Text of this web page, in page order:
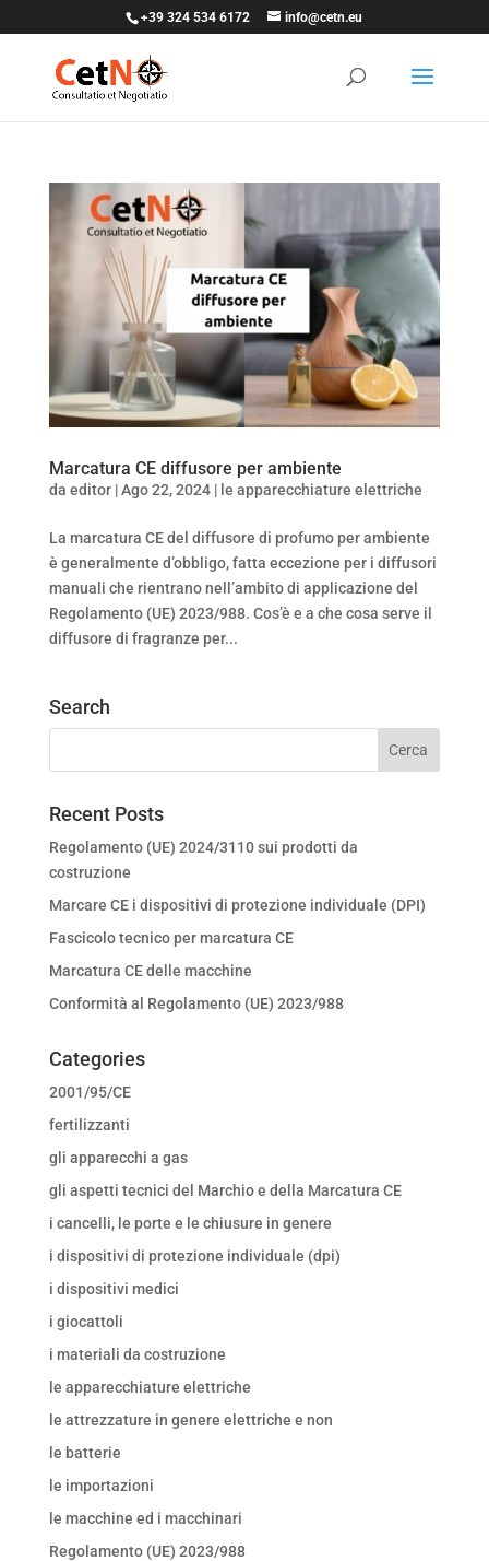
+39 324 534 6172 info@cetn.eu
Marcatura CE diffusore per ambiente
da editor|Ago 22, 2024| le apparecchiature elettriche
La marcatura CE del diffusore di profumo per ambiente
è generalmente d’obbligo, fatta eccezione per i diffusori
manuali che rientrano nell’ambito di applicazione del
Regolamento (UE) 2023/988. Cos’è e a che cosa serve il
diffusore di fragranze per...
Search
Recent Posts
Regolamento (UE) 2024/3110 sui prodotti da
costruzione
Marcare CE i dispositivi di protezione individuale (DPI)
Fascicolo tecnico per marcatura CE
Marcatura CE delle macchine
Conformità al Regolamento (UE) 2023/988
Categories
2001/95/CE
fertilizzanti
gli apparecchi a gas
gli aspetti tecnici del Marchio e della Marcatura CE
i cancelli, le porte e le chiusure in genere
i dispositivi di protezione individuale (dpi)
i dispositivi medici
i giocattoli
i materiali da costruzione
le apparecchiature elettriche
le attrezzature in genere elettriche e non
le batterie
le importazioni
le macchine ed i macchinari
Regolamento (UE) 2023/988